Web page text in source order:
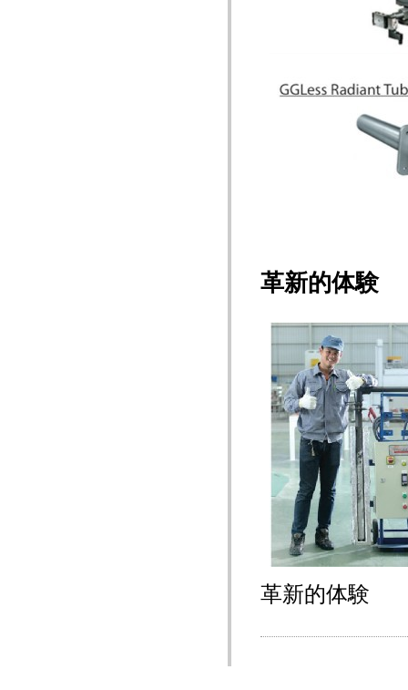
革新的体験
革新的体験